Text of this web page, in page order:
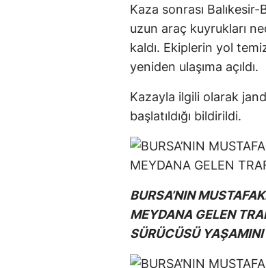
Kaza sonrası
uzun araç kuyrukları
kaldı. Ekiplerin yol
yeniden ulaşıma açıldı.
Kazayla ilgili olarak
başlatıldığı bildirildi.
BURSA’NIN
MEYDANA GELEN
SÜRÜCÜSÜ